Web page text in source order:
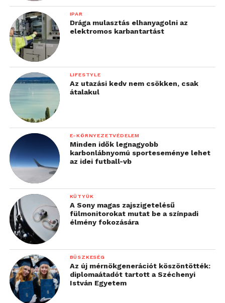
IPAR
Drága mulasztás elhanyagolni az
elektromos karbantartást
LIFESTYLE
Az utazási kedv nem csökken, csak
átalakul
E-KÖRNYEZETVÉDELEM
Minden idők legnagyobb
karbonlábnyomú sporteseménye lehet
az idei futball-vb
KÜTYÜK
A Sony magas zajszigetelésű
fülmonitorokat mutat be a színpadi
élmény fokozására
BÜSZKESÉG
Az új mérnökgenerációt köszöntötték:
diplomaátadót tartott a Széchenyi
István Egyetem